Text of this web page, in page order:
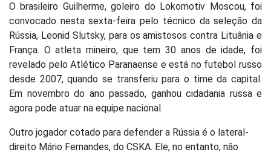
O brasileiro Guilherme, goleiro do Lokomotiv Moscou, foi
convocado nesta sexta-feira pelo técnico da seleção da
Rússia, Leonid Slutsky, para os amistosos contra Lituânia e
França. O atleta mineiro, que tem 30 anos de idade, foi
revelado pelo Atlético Paranaense e está no futebol russo
desde 2007, quando se transferiu para o time da capital.
Em novembro do ano passado, ganhou cidadania russa e
agora pode atuar na equipe nacional.
Outro jogador cotado para defender a Rússia é o lateral-
direito Mário Fernandes, do CSKA. Ele, no entanto, não